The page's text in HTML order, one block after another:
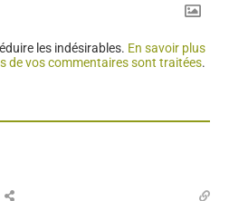
les indésirables. En savoir plus
de vos commentaires sont traitées.